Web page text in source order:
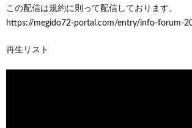
この配信は規約に則って配信しております。
https://megido72-portal.com/entry/info-forum-
再生リスト